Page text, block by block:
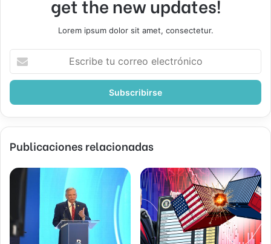
get the new updates!
Lorem ipsum dolor sit amet, consectetur.
correo
Publicaciones relacionadas